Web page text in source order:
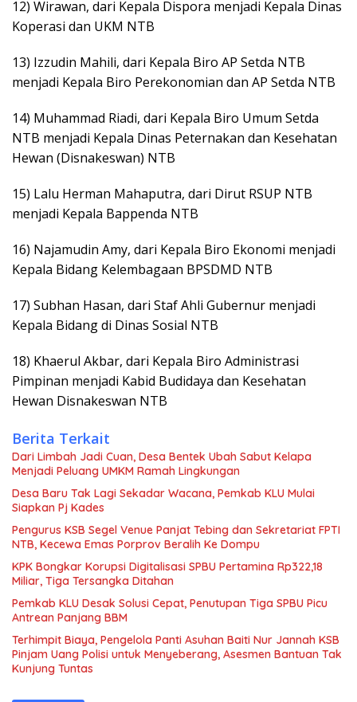
12) Wirawan, dari Kepala Dispora menjadi Kepala Dinas
Koperasi dan UKM NTB
13) Izzudin Mahili, dari Kepala Biro AP Setda NTB
menjadi Kepala Biro Perekonomian dan AP Setda NTB
14) Muhammad Riadi, dari Kepala Biro Umum Setda
NTB menjadi Kepala Dinas Peternakan dan Kesehatan
Hewan (Disnakeswan) NTB
15) Lalu Herman Mahaputra, dari Dirut RSUP NTB
menjadi Kepala Bappenda NTB
16) Najamudin Amy, dari Kepala Biro Ekonomi menjadi
Kepala Bidang Kelembagaan BPSDMD NTB
17) Subhan Hasan, dari Staf Ahli Gubernur menjadi
Kepala Bidang di Dinas Sosial NTB
18) Khaerul Akbar, dari Kepala Biro Administrasi
Pimpinan menjadi Kabid Budidaya dan Kesehatan
Hewan Disnakeswan NTB
Berita Terkait
Dari Limbah Jadi Cuan, Desa Bentek Ubah Sabut Kelapa
Menjadi Peluang UMKM Ramah Lingkungan
Desa Baru Tak Lagi Sekadar Wacana, Pemkab KLU Mulai
Siapkan Pj Kades
Pengurus KSB Segel Venue Panjat Tebing dan Sekretariat FPTI
NTB, Kecewa Emas Porprov Beralih Ke Dompu
KPK Bongkar Korupsi Digitalisasi SPBU Pertamina Rp322,18
Miliar, Tiga Tersangka Ditahan
Pemkab KLU Desak Solusi Cepat, Penutupan Tiga SPBU Picu
Antrean Panjang BBM
Terhimpit Biaya, Pengelola Panti Asuhan Baiti Nur Jannah KSB
Pinjam Uang Polisi untuk Menyeberang, Asesmen Bantuan Tak
Kunjung Tuntas